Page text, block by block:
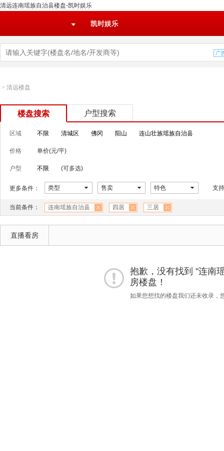
清远连南瑶族自治县楼盘-凯时娱乐
凯时娱乐
> 清远楼盘
楼盘搜索 户型搜索
区域 不限 清城区 佛冈 阳山 连山壮族瑶族自治县
价格 单价(元/平)
户型 不限 (可多选)
更多条件： 类型 售卖 特色 支
当前条件： 连南瑶族自治县 四居 三居
直播看房
抱歉，没有找到 "连南
房楼盘！
如果您想找的楼盘我们还未收录，